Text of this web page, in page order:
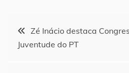
Navegação
de
Zé Inácio destaca
Juventude do PT